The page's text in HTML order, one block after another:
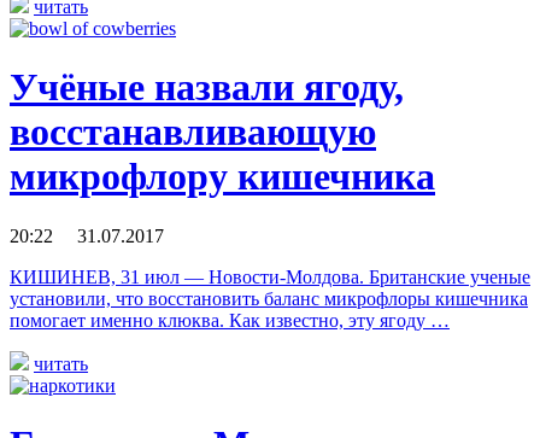
читать
Учёные назвали ягоду,
восстанавливающую
микрофлору кишечника
20:22 31.07.2017
КИШИНЕВ, 31 июл — Новости-Молдова. Британские ученые
установили, что восстановить баланс микрофлоры кишечника
помогает именно клюква. Как известно, эту ягоду …
читать